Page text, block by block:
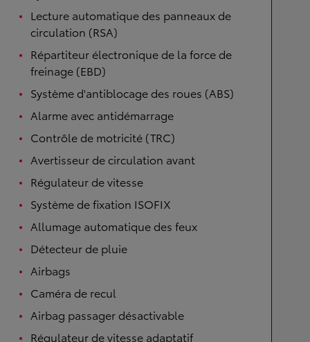
Lecture automatique des panneaux de
circulation (RSA)
Répartiteur électronique de la force de
freinage (EBD)
Système d'antiblocage des roues (ABS)
Alarme avec antidémarrage
Contrôle de motricité (TRC)
Avertisseur de circulation avant
Régulateur de vitesse
Système de fixation ISOFIX
Allumage automatique des feux
Détecteur de pluie
Airbags
Caméra de recul
Airbag passager désactivable
Régulateur de vitesse adaptatif